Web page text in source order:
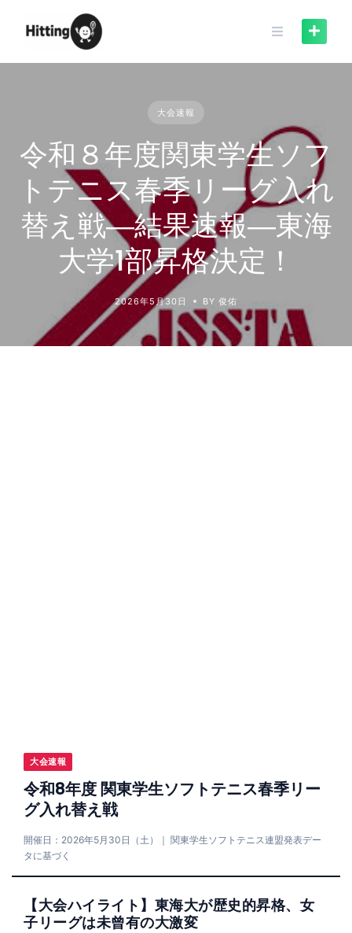
大会速報
令和８年度関東学生ソフ
トテニス春季リーグ入れ
替え戦―結果速報―東海
大学1部昇格決定！
2026年5月30日 BY 俊佑
大会速報
令和8年度 関東学生ソフトテニス春季リー
グ入れ替え戦
開催日：2026年5月30日（土）｜ 関東学生ソフトテニス連盟発表デー
タに基づく
【大会ハイライト】東海大が歴史的昇格、女
子リーグは未曾有の大激変